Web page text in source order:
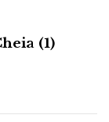
(1)